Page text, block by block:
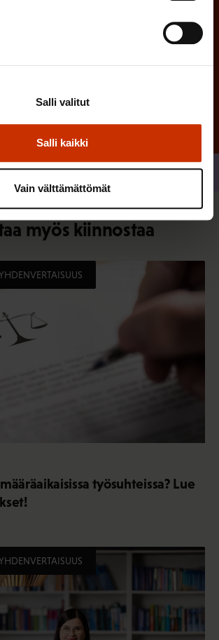
Salli kaikki
Salli valitut
Vain välttämättömät
myös kiinnostaa
työsuhteissa? Lue